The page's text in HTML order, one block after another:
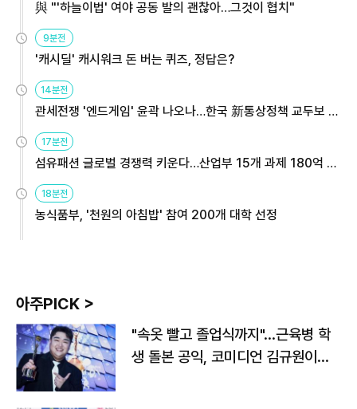
與 "'하늘이법' 여야 공동 발의 괜찮아…그것이 협치"
9분전
'캐시딜' 캐시워크 돈 버는 퀴즈, 정답은?
14분전
관세전쟁 '엔드게임' 윤곽 나오나…한국 新통상정책 교두보 활
용해야
17분전
섬유패션 글로벌 경쟁력 키운다…산업부 15개 과제 180억 지
원
18분전
농식품부, '천원의 아침밥' 참여 200개 대학 선정
아주PICK >
"속옷 빨고 졸업식까지"…근육병 학
생 돌본 공익, 코미디언 김규원이었